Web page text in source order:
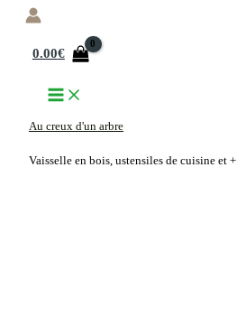
Aller
0.00€
Au creux d'un arbre
Vaisselle en bois, ustensiles de cuisine et +